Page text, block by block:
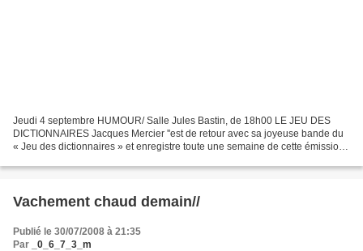
Jeudi 4 septembre HUMOUR/ Salle Jules Bastin, de 18h00 LE JEU DES
DICTIONNAIRES Jacques Mercier ''est de retour avec sa joyeuse bande du
« Jeu des dictionnaires » et enregistre toute une semaine de cette émission
Vachement chaud demain//
Publié le 30/07/2008 à 21:35
Par
_0_6_7_3_m